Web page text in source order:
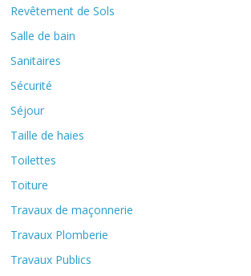
Revêtement de Sols
Salle de bain
Sanitaires
Sécurité
Séjour
Taille de haies
Toilettes
Toiture
Travaux de maçonnerie
Travaux Plomberie
Travaux Publics